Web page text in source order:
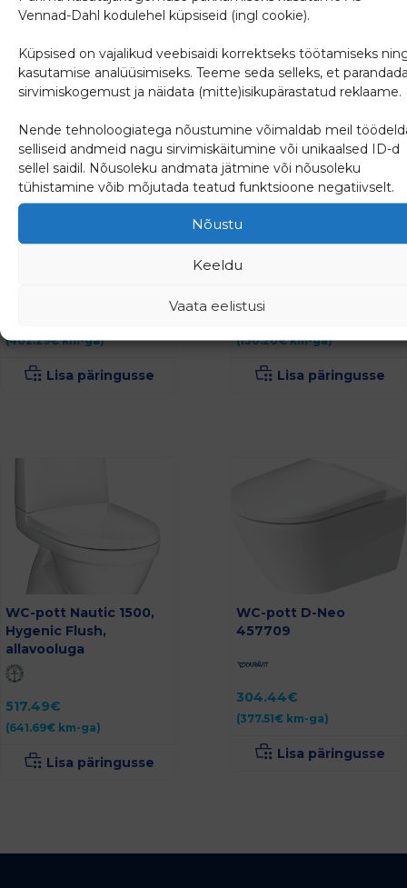
Vennad-Dahl kodulehel küpsiseid (ingl cookie).
Küpsised on vajalikud veebisaidi korrektseks töötamiseks
kasutamise analüüsimiseks. Teeme seda selleks, et
sirvimiskogemust ja näidata (mitte)isikupärastatud reklaame.
Nende tehnoloogiatega nõustumine võimaldab meil
selliseid andmeid nagu sirvimiskäitumine või unikaalsed ID-d
sellel saidil. Nõusoleku andmata jätmine või nõusoleku
tühistamine võib mõjutada teatud funktsioone negatiivselt.
Nõustu
Keeldu
Vaata eelistusi
Lisa päringusse
WC-pott Architectura
(402.29€km-ga)
Lisa päringusse
WC-pott Solo, 3/6,
hind
186.45€.
price
(130.20€km-ga)
Lisa päringusse
WC-pott Nautic 1500,
Hygenic Flush,
allavooluga
517.49€
(641.69€ km-ga)
Lisa päringusse
WC-pott D-Neo
457709
304.44€
(377.51€ km-ga)
Lisa päringusse